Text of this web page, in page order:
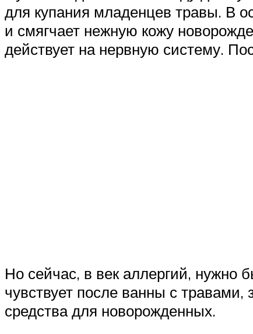
для купания младенцев травы. В
и смягчает нежную кожу
действует на нервную систему.
Но сейчас, в век аллергий, нужно
чувствует после ванны с
средства для новорожденных.